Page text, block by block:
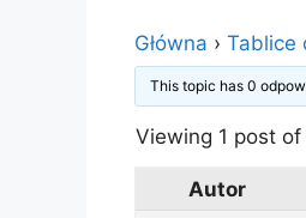
Główna › Tablice
This topic has 0
Viewing 1 post of
Autor